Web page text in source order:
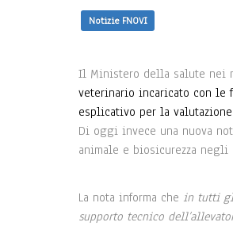
Notizie FNOVI
Il Ministero della salute nei
veterinario incaricato con le
esplicativo per la
Di oggi invece una nuova
animale e biosicurezza
La nota informa che in tutti
supporto tecnico